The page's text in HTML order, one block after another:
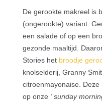
De gerookte makreel is
(ongerookte) variant.
een salade of op een
gezonde maaltijd.
Stories het broodje
knolselderij, Granny
citroenmayonaise.
Deze
op onze ‘ sunday